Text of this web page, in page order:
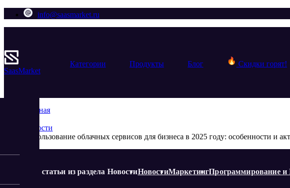
info@saasmarket.ru
SaasMarket
Категории Продукты Блог Скидки горят!
Главная
Новости
Еще статьи из раздела НовостиНовостиМаркетингПрограммирование и